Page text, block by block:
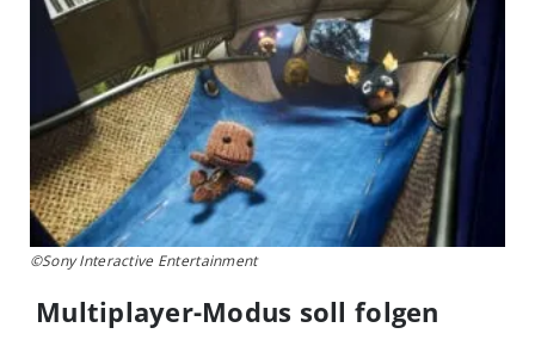
©Sony Interactive Entertainment
Multiplayer-Modus soll folgen